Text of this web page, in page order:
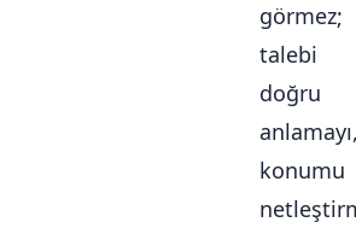
görmez;
talebi
doğru
konumu